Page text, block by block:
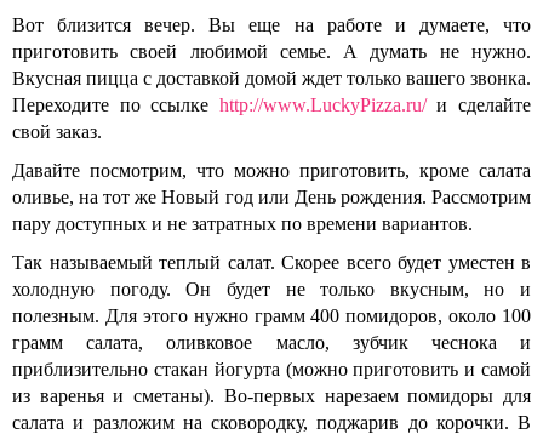
Вот близится вечер. Вы еще на работе и думаете, что
приготовить своей любимой семье. А думать не нужно.
Вкусная пицца с доставкой домой ждет только вашего звонка.
Переходите по ссылке http://www.LuckyPizza.ru/и сделайте
свой заказ.
Давайте посмотрим, что можно приготовить, кроме салата
оливье, на тот же Новый год или День рождения. Рассмотрим
пару доступных и не затратных по времени вариантов.
Так называемый теплый салат. Скорее всего будет уместен в
холодную погоду. Он будет не только вкусным, но и
полезным. Для этого нужно грамм 400 помидоров, около 100
грамм салата, оливковое масло, зубчик чеснока и
приблизительно стакан йогурта (можно приготовить и самой
из варенья и сметаны). Во-первых нарезаем помидоры для
салата и разложим на сковородку, поджарив до корочки. В